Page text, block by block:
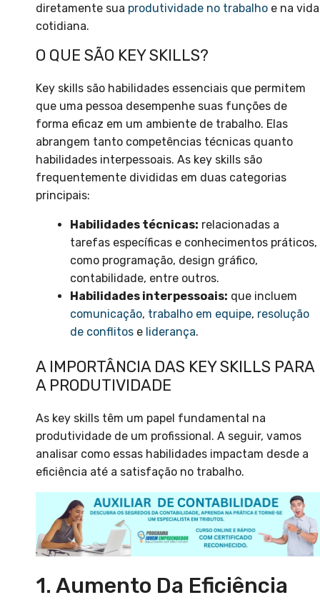
diretamente sua produtividade no trabalho e na vida
cotidiana.
O QUE SÃO KEY SKILLS?
Key skills são habilidades essenciais que permitem
que uma pessoa desempenhe suas funções de
forma eficaz em um ambiente de trabalho. Elas
abrangem tanto competências técnicas quanto
habilidades interpessoais. As key skills são
frequentemente divididas em duas categorias
principais:
Habilidades técnicas: relacionadas a
tarefas específicas e conhecimentos práticos,
como programação, design gráfico,
contabilidade, entre outros.
Habilidades interpessoais: que incluem
comunicação, trabalho em equipe, resolução
de conflitos e liderança.
A IMPORTÂNCIA DAS KEY SKILLS PARA
A PRODUTIVIDADE
As key skills têm um papel fundamental na
produtividade de um profissional. A seguir, vamos
analisar como essas habilidades impactam desde a
eficiência até a satisfação no trabalho.
1. Aumento Da Eficiência